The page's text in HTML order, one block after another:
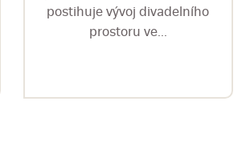
postihuje vývoj divadelního
prostoru ve...